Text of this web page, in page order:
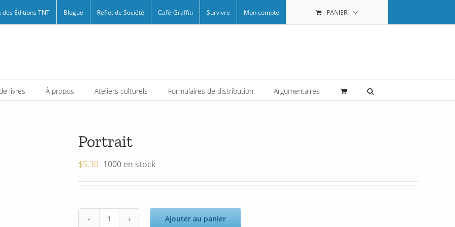
des Éditions TNT Blogue Reflet de Société Café-Graffiti Survivre Mon compte PANIER
livres À propos Ateliers culturels Formulaires de distribution Argumentaires
Portrait
$5.30 1000 en stock
Ajouter au panier